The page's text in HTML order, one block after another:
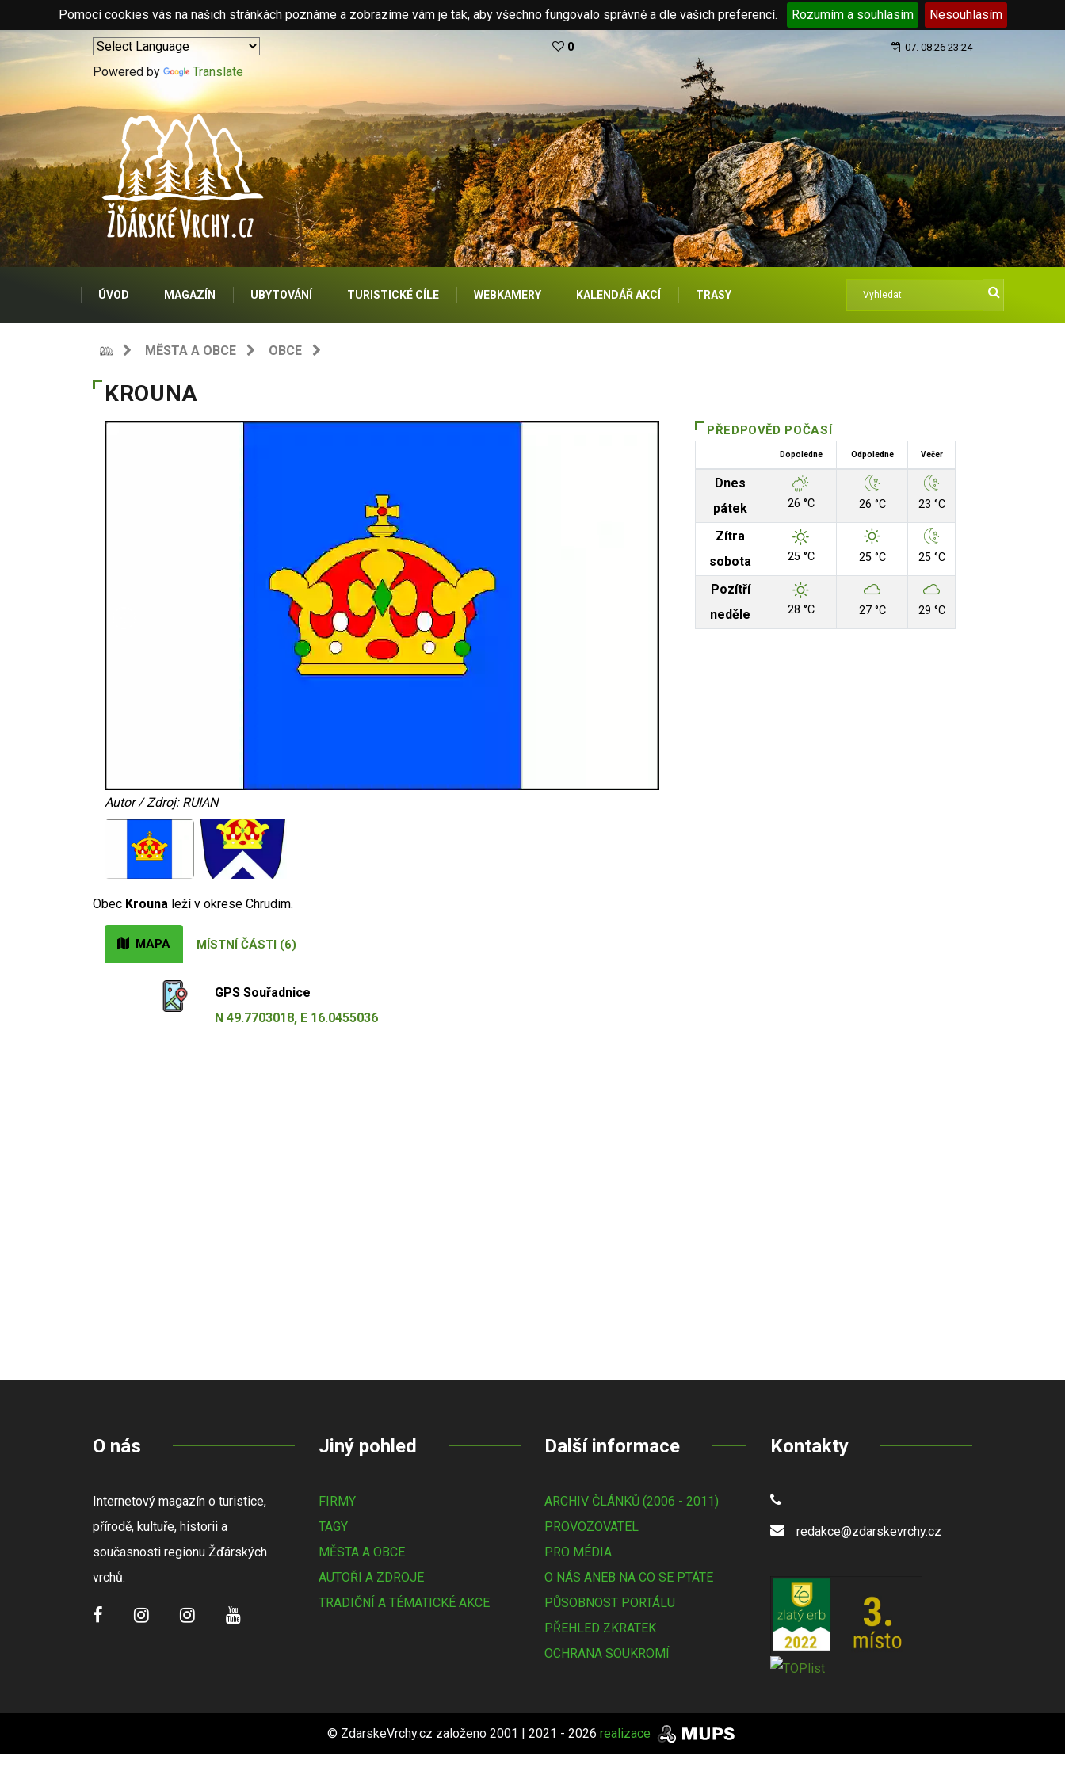
Pomocí cookies vás na našich stránkách poznáme a zobrazíme vám je tak, aby všechno fungovalo správně a dle vašich preferencí. Rozumím a souhlasím Nesouhlasím
Powered by Translate
0 07. 08.26 23:24
ÚVOD MAGAZÍN UBYTOVÁNÍ TURISTICKÉ CÍLE WEBKAMERY KALENDÁŘ AKCÍ TRASY
MĚSTA A OBCE OBCE
KROUNA
Autor / Zdroj: RUIAN
PŘEDPOVĚD POČASÍ
Dopoledne Odpoledne Večer
Dnes
pátek
26 °C 26 °C 23 °C
Zítra
sobota
25 °C 25 °C 25 °C
Pozítří
neděle
28 °C 27 °C 29 °C
Obec Krouna leží v okrese Chrudim.
MAPA MÍSTNÍ ČÁSTI (6)
GPS Souřadnice
N 49.7703018, E 16.0455036
O nás
Internetový magazín o turistice,
přírodě, kultuře, historii a
současnosti regionu Žďárských
vrchů.
Jiný pohled
FIRMY
TAGY
MĚSTA A OBCE
AUTOŘI A ZDROJE
TRADIČNÍ A TÉMATICKÉ AKCE
Další informace
ARCHIV ČLÁNKŮ (2006 - 2011)
PROVOZOVATEL
PRO MÉDIA
O NÁS ANEB NA CO SE PTÁTE
PŮSOBNOST PORTÁLU
PŘEHLED ZKRATEK
OCHRANA SOUKROMÍ
Kontakty
redakce@zdarskevrchy.cz
© ZdarskeVrchy.cz založeno 2001 | 2021 - 2026 realizace